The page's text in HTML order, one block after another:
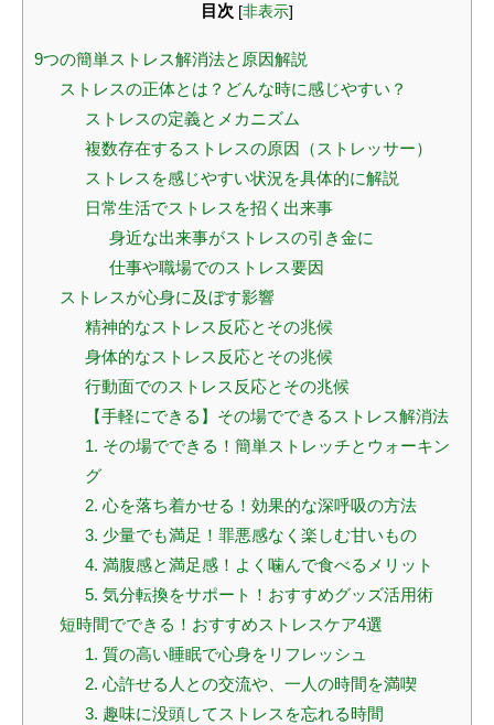
目次 [非表示]
9つの簡単ストレス解消法と原因解説
ストレスの正体とは？どんな時に感じやすい？
ストレスの定義とメカニズム
複数存在するストレスの原因（ストレッサー）
ストレスを感じやすい状況を具体的に解説
日常生活でストレスを招く出来事
身近な出来事がストレスの引き金に
仕事や職場でのストレス要因
ストレスが心身に及ぼす影響
精神的なストレス反応とその兆候
身体的なストレス反応とその兆候
行動面でのストレス反応とその兆候
【手軽にできる】その場でできるストレス解消法
1. その場でできる！簡単ストレッチとウォーキン
グ
2. 心を落ち着かせる！効果的な深呼吸の方法
3. 少量でも満足！罪悪感なく楽しむ甘いもの
4. 満腹感と満足感！よく噛んで食べるメリット
5. 気分転換をサポート！おすすめグッズ活用術
短時間でできる！おすすめストレスケア4選
1. 質の高い睡眠で心身をリフレッシュ
2. 心許せる人との交流や、一人の時間を満喫
3. 趣味に没頭してストレスを忘れる時間